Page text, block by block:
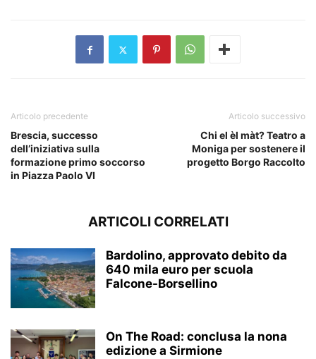
Articolo precedente
Brescia, successo
dell’iniziativa sulla
formazione primo soccorso
in Piazza Paolo VI
Articolo successivo
Chi el èl màt? Teatro a
Moniga per sostenere il
progetto Borgo Raccolto
ARTICOLI CORRELATI
Bardolino, approvato debito da
640 mila euro per scuola
Falcone-Borsellino
On The Road: conclusa la nona
edizione a Sirmione